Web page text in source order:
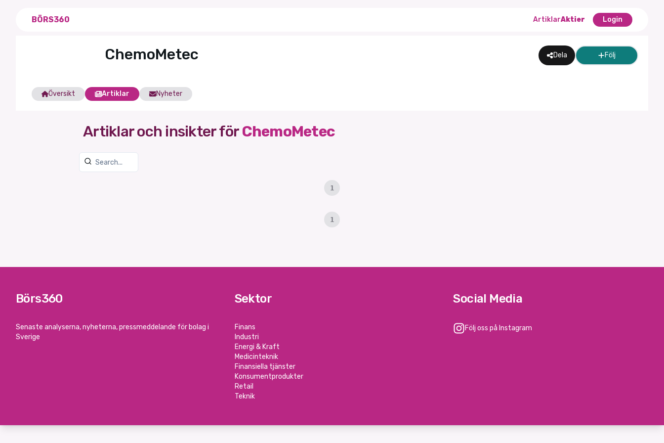
BÖRS360 ArtiklarAktier Login
ChemoMetec Dela Följ
Översikt Artiklar Nyheter
Artiklar och insikter för ChemoMetec
1
1
Börs360
Senaste analyserna, nyheterna, pressmeddelande för bolag i
Sverige
Sektor
Finans
Industri
Energi & Kraft
Medicinteknik
Finansiella tjänster
Konsumentprodukter
Retail
Teknik
Social Media
Följ oss på Instagram